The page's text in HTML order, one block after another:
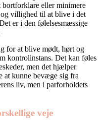
bortforklare eller minimere
villighed til at blive i det
er i den følelsesmæssige
for at blive mødt, hørt og
kontrolinstans. Det kan føles
men det hjælper
at kunne bevæge sig fra
liv, men i parforholdets
veje